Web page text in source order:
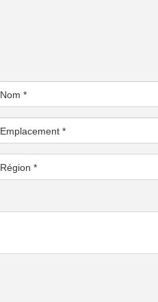
Nom *
Emplacement *
Région *